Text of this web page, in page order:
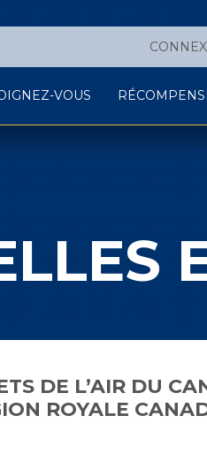
VOUS
DE L’AIR DU
ROYALE